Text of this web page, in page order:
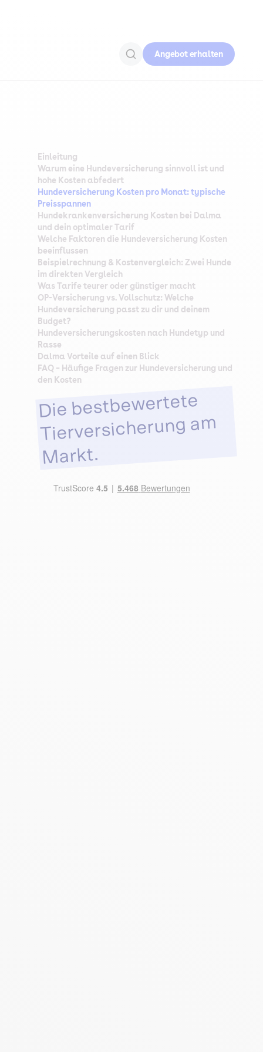
Angebot erhalten
Einleitung
Warum eine Hundeversicherung sinnvoll ist und
hohe Kosten abfedert
Hundeversicherung Kosten pro Monat: typische
Preisspannen
Hundekrankenversicherung Kosten bei Dalma
und dein optimaler Tarif
Welche Faktoren die Hundeversicherung Kosten
beeinflussen
Beispielrechnung & Kostenvergleich: Zwei Hunde
im direkten Vergleich
Was Tarife teurer oder günstiger macht
OP-Versicherung vs. Vollschutz: Welche
Hundeversicherung passt zu dir und deinem
Budget?
Hundeversicherungskosten nach Hundetyp und
Rasse
Dalma Vorteile auf einen Blick
FAQ – Häufige Fragen zur Hundeversicherung und
den Kosten
Die bestbewertete
Tierversicherung am
Markt.